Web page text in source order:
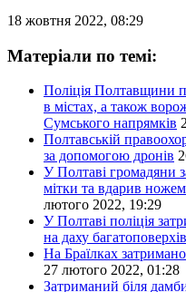
18 жовтня 2022, 08:29
Матеріали по темі:
Поліція Полтавщини
в містах, а також
Сумського напрямків
Полтавській
за допомогою дронів
У Полтаві громадяни
мітки та вдарив
лютого 2022, 19:29
У Полтаві поліція
на даху
На Браїлках
27 лютого 2022, 01:28
Затриманий біля